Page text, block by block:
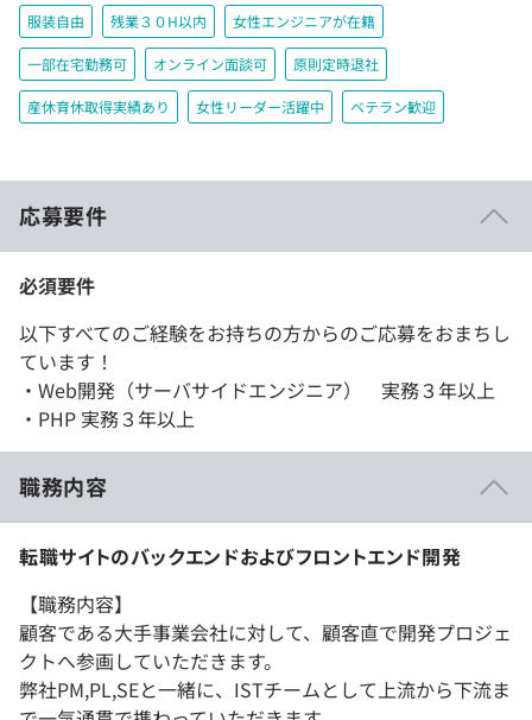
服装自由 残業３０H以内 女性エンジニアが在籍
一部在宅勤務可 オンライン面談可 原則定時退社
産休育休取得実績あり 女性リーダー活躍中 ベテラン歓迎
応募要件
必須要件
以下すべてのご経験をお持ちの方からのご応募をおまちし
ています！
・Web開発（サーバサイドエンジニア） 実務３年以上
・PHP 実務３年以上
職務内容
転職サイトのバックエンドおよびフロントエンド開発
【職務内容】
顧客である大手事業会社に対して、顧客直で開発プロジェ
クトへ参画していただきます。
弊社PM,PL,SEと一緒に、ISTチームとして上流から下流ま